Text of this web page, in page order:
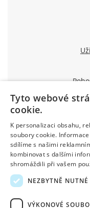
Tyto webové
cookie.
K personalizaci obsahu,
soubory cookie.
sdílíme s našimi
kombinovat s dalšími
shromáždili při vašem
NEZBYTNĚ NUTNÉ
VÝKONOVÉ